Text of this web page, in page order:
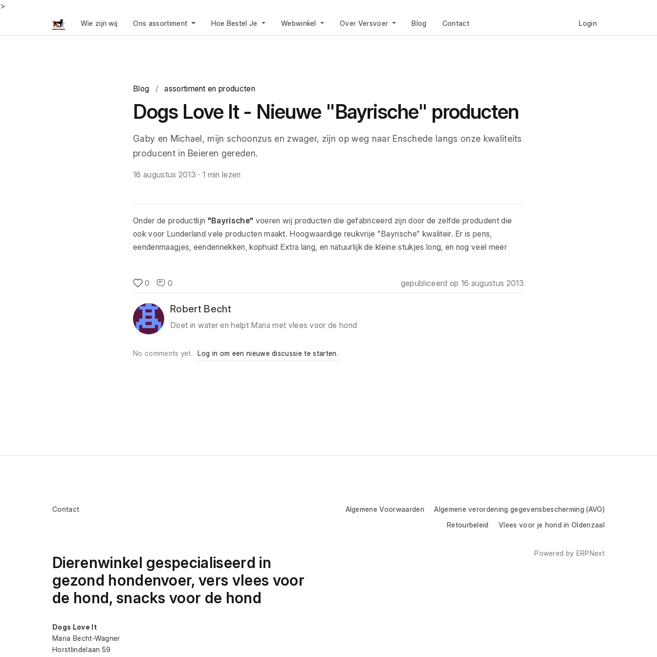
>
Wie zijn wij Ons assortiment Hoe Bestel Je Webwinkel Over Versvoer Blog Contact Login
Blog / assortiment en producten
Dogs Love It - Nieuwe "Bayrische" producten
Gaby en Michael, mijn schoonzus en zwager, zijn op weg naar Enschede langs onze kwaliteits
producent in Beieren gereden.
16 augustus 2013 ·1 min lezen
Onder de productlijn "Bayrische" voeren wij producten die gefabriceerd zijn door de zelfde produdent die
ook voor Lunderland vele producten maakt. Hoogwaardige reukvrije "Bayrische" kwaliteir. Er is pens,
eendenmaagjes, eendennekken, kophuid Extra lang, en natuurlijk de kleine stukjes long, en nog veel meer
0 0 gepubliceerd op 16 augustus 2013
Robert Becht
Doet in water en helpt Maria met vlees voor de hond
No comments yet. Log in om een nieuwe discussie te starten.
Contact Algemene Voorwaarden
Algemene verordening gegevensbescherming (AVG)
Retourbeleid
Vlees voor je hond in Oldenzaal
Dierenwinkel gespecialiseerd in
gezond hondenvoer, vers vlees voor
de hond, snacks voor de hond
Dogs Love It
Maria Becht-Wagner
Horstlindelaan 59
Powered by ERPNext